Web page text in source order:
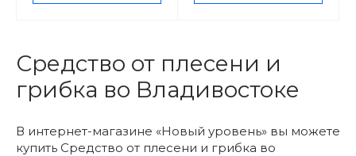
Средство от плесени и
грибка во Владивостоке
В интернет-магазине «Новый уровень» вы можете
купить Средство от плесени и грибка во